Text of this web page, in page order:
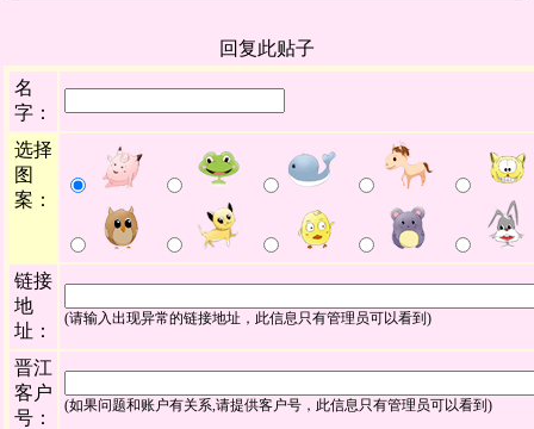
回复此贴子
名
字：
选择
图
案：
链接
地
址：
(请输入出现异常的链接地址，此信息只有管理员可以看到)
晋江
客户
号：
(如果问题和账户有关系,请提供客户号，此信息只有管理员可以看到)